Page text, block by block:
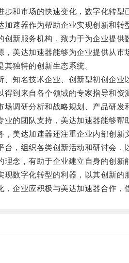
和市场的快速变化，数字化转型
速器作为帮助企业实现创新和转
新服务机构，致力于为企业提供
达加速器能够为企业提供从市
独特的创新生态系统。
名技术企业、创新型初创企业
来自各个领域的专家指导和资
研分析和战略规划、产品研发
团队支持，美达加速器能够帮
美达加速器还注重企业内部创新
组织各类创新活动和研讨会，
，有助于企业建立自身的创新
字化转型的利器，以其创新的
业应积极与美达加速器合作，